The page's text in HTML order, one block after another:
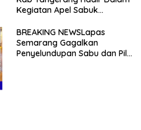
Kegiatan Apel Sabuk
Tangerang Tahun 2026
BREAKING NEWSLapas
Semarang Gagalkan
Penyelundupan Sabu dan Pil